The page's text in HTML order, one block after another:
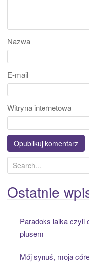
Nazwa
E-mail
Witryna internetowa
e
a
r
Ostatnie
Paradoks laika czyli
plusem
Mój synuś, moja